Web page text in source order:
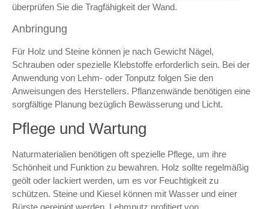
überprüfen Sie die Tragfähigkeit der Wand.
Anbringung
Für Holz und Steine können je nach Gewicht Nägel,
Schrauben oder spezielle Klebstoffe erforderlich sein. Bei der
Anwendung von Lehm- oder Tonputz folgen Sie den
Anweisungen des Herstellers. Pflanzenwände benötigen eine
sorgfältige Planung bezüglich Bewässerung und Licht.
Pflege und Wartung
Naturmaterialien benötigen oft spezielle Pflege, um ihre
Schönheit und Funktion zu bewahren. Holz sollte regelmäßig
geölt oder lackiert werden, um es vor Feuchtigkeit zu
schützen. Steine und Kiesel können mit Wasser und einer